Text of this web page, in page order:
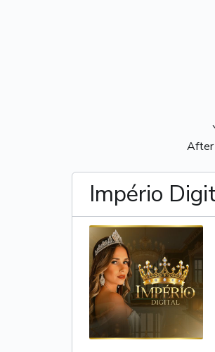
After
Império